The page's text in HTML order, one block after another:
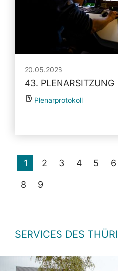
20.05.2026
43. PLENARSITZUNG
Plenarprotokoll
1 2 3 4 5 6
8 9
SERVICES DES